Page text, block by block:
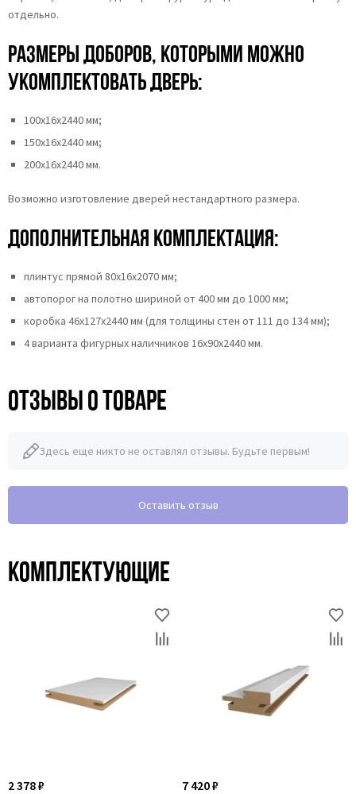
отдельно.
Размеры доборов, которыми можно
укомплектовать дверь:
100х16х2440 мм;
150х16х2440 мм;
200х16х2440 мм.
Возможно изготовление дверей нестандартного размера.
Дополнительная комплектация:
плинтус прямой 80х16х2070 мм;
автопорог на полотно шириной от 400 мм до 1000 мм;
коробка 46x127x2440 мм (для толщины стен от 111 до 134 мм);
4 варианта фигурных наличников 16х90х2440 мм.
Отзывы о товаре
Здесь еще никто не оставлял отзывы. Будьте первым!
Оставить отзыв
Комплектующие
2 378 ₽ 7 420 ₽